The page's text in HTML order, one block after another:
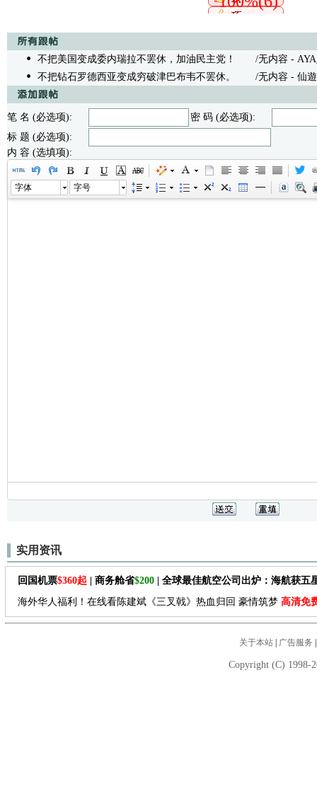
不把美国变成委内瑞拉不罢休，加油民主党！
/无内容 - AYA_
不把钻石罗德西亚变成穷破津巴布韦不罢休。
/无内容 - 仙遊
笔 名 (必选项):
密 码 (必选项):
标 题 (必选项):
内 容 (选填项):
字体 字号
实用资讯
回国机票$360起 | 商务舱省$200 | 全球最佳航空公司出炉：海航获五
海外华人福利！在线看陈建斌《三叉戟》热血归回 豪情筑梦 高清免
关于本站| 广告服务
Copyright (C) 1998-